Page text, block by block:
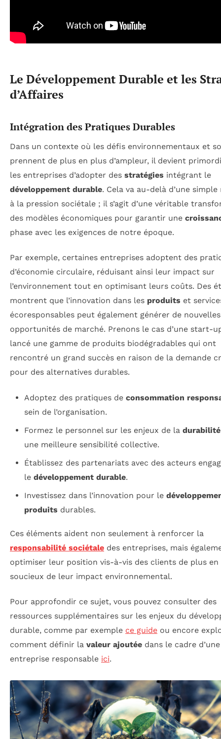
Le Développement Durable et les
d’Affaires
Intégration des Pratiques Durables
Dans un contexte où les défis environnementaux et
prennent de plus en plus d’ampleur, il devient
les entreprises d’adopter des stratégies intégrant le
développement durable. Cela va au-delà d’une simple
à la pression sociétale ; il s’agit d’une véritable
des modèles économiques pour garantir une
phase avec les exigences de notre époque.
Par exemple, certaines entreprises adoptent des
d’économie circulaire, réduisant ainsi leur impact sur
l’environnement tout en optimisant leurs coûts. Des
montrent que l’innovation dans les produits et
écoresponsables peut également générer de nouvelles
opportunités de marché. Prenons le cas d’une start-
lancé une gamme de produits biodégradables qui ont
rencontré un grand succès en raison de la demande
pour des alternatives durables.
Adoptez des pratiques de consommation
sein de l’organisation.
Formez le personnel sur les enjeux de la durabilité
une meilleure sensibilité collective.
Établissez des partenariats avec des acteurs
le développement durable.
Investissez dans l’innovation pour le
produits durables.
Ces éléments aident non seulement à renforcer la
responsabilité sociétale des entreprises, mais
optimiser leur position vis-à-vis des clients de plus en
soucieux de leur impact environnemental.
Pour approfondir ce sujet, vous pouvez consulter des
ressources supplémentaires sur les enjeux du
durable, comme par exemple ce guide ou encore
comment définir la valeur ajoutée dans le cadre d’une
entreprise responsable ici.